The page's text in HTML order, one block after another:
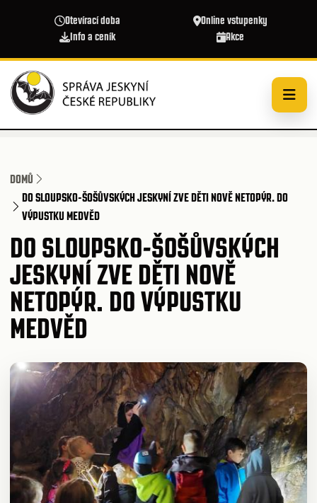
Otevírací doba
Online vstupenky
Info a ceník
Akce
DOMŮ
DO SLOUPSKO-ŠOŠŮVSKÝCH JESKYNÍ ZVE DĚTI NOVĚ NETOPÝR. DO
VÝPUSTKU MEDVĚD
DO SLOUPSKO-ŠOŠŮVSKÝCH
JESKYNÍ ZVE DĚTI NOVĚ
NETOPÝR. DO VÝPUSTKU
MEDVĚD